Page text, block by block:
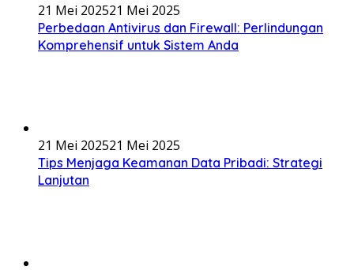
21 Mei 202521 Mei 2025
Perbedaan Antivirus dan Firewall: Perlindungan
Komprehensif untuk Sistem Anda
21 Mei 202521 Mei 2025
Tips Menjaga Keamanan Data Pribadi: Strategi
Lanjutan